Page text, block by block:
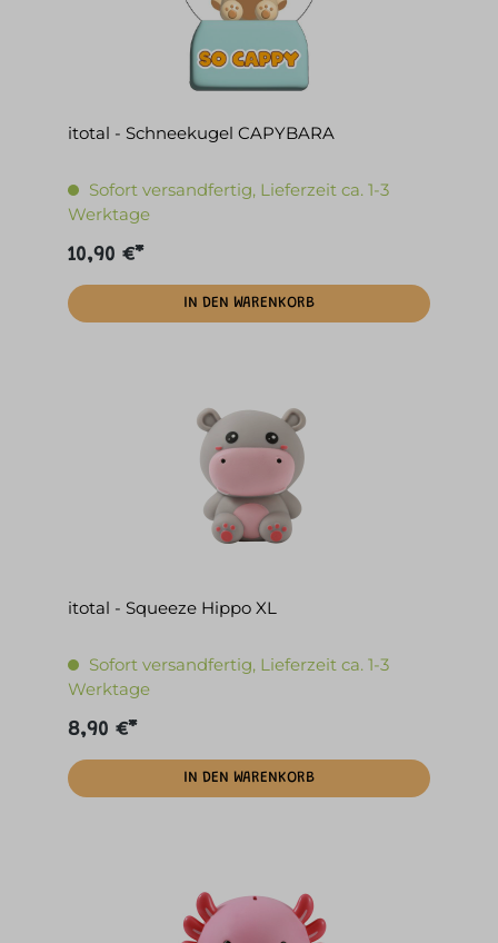
itotal - Schneekugel CAPYBARA
Sofort versandfertig, Lieferzeit ca. 1-3
Werktage
10,90 €*
IN DEN WARENKORB
itotal - Squeeze Hippo XL
Sofort versandfertig, Lieferzeit ca. 1-3
Werktage
8,90 €*
IN DEN WARENKORB